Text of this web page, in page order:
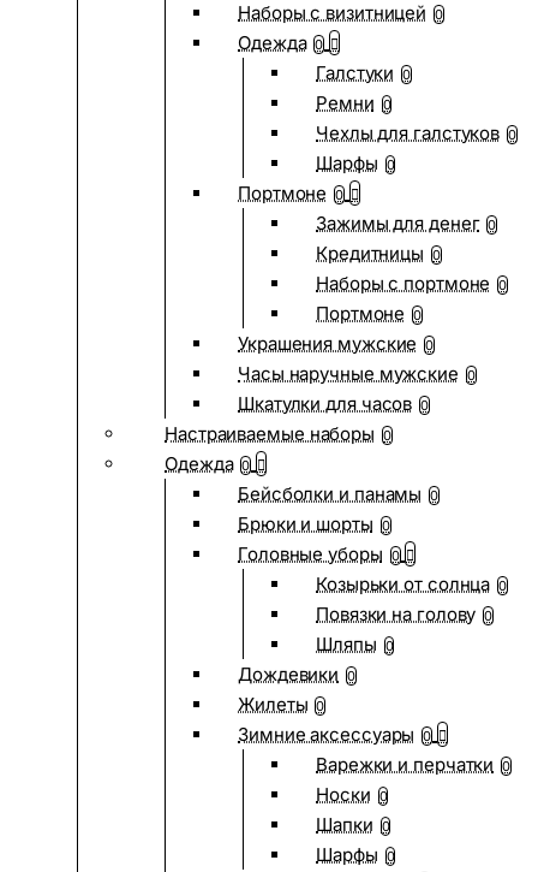
Наборы с визитницей 0
Одежда 0
Галстуки 0
Ремни 0
Чехлы для галстуков 0
Шарфы 0
Портмоне 0
Зажимы для денег 0
Кредитницы 0
Наборы с портмоне 0
Портмоне 0
Украшения мужские 0
Часы наручные мужские 0
Шкатулки для часов 0
Настраиваемые наборы 0
Одежда 0
Бейсболки и панамы 0
Брюки и шорты 0
Головные уборы 0
Козырьки от солнца 0
Повязки на голову 0
Шляпы 0
Дождевики 0
Жилеты 0
Зимние аксессуары 0
Варежки и перчатки 0
Носки 0
Шапки 0
Шарфы 0